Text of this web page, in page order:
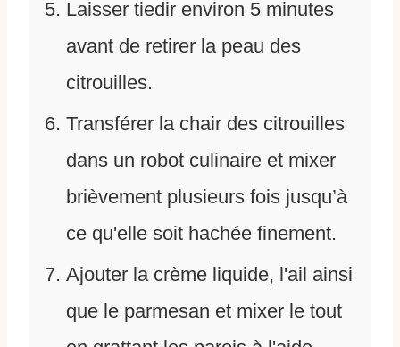
Laisser tiedir environ 5 minutes
avant de retirer la peau des
citrouilles.
Transférer la chair des citrouilles
dans un robot culinaire et mixer
brièvement plusieurs fois jusqu’à
ce qu'elle soit hachée finement.
Ajouter la crème liquide, l'ail ainsi
que le parmesan et mixer le tout